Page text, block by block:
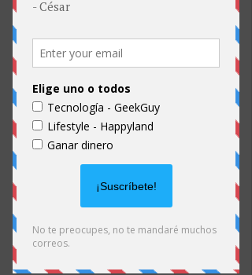
TikTok se ha vuelto una red social muy
popular. Nadie puede descubrir su
algoritmo y los pleitos con el gobierno
de Donald Trump solo la han hecho
más viral.
Pero… ¿cómo se siente triunfar en
TikTok? ¿Cuánto puedes ganar cómo
influencer? ¿Cómo funciona el fondo
para TikTokers?